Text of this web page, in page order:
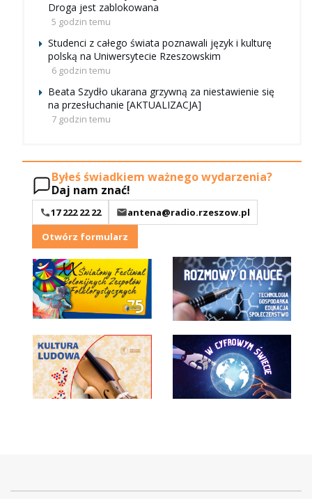
Droga jest zablokowana
5 godzin temu
Studenci z całego świata poznawali język i kulturę
polską na Uniwersytecie Rzeszowskim
6 godzin temu
Beata Szydło ukarana grzywną za niestawienie się
na przesłuchanie [AKTUALIZACJA]
7 godzin temu
Byłeś świadkiem ważnego wydarzenia?
Daj nam znać!
17 222 22 22
antena@radio.rzeszow.pl
Otwórz formularz